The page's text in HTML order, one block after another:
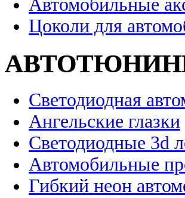
Автомобильные
Цоколи для
Светодиодная
Ангельские глазки
Светодиодные 3d
Автомобильные
Гибкий неон